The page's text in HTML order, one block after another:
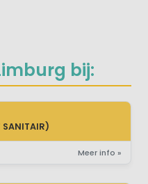
bij:
SANITAIR)
Meer info »